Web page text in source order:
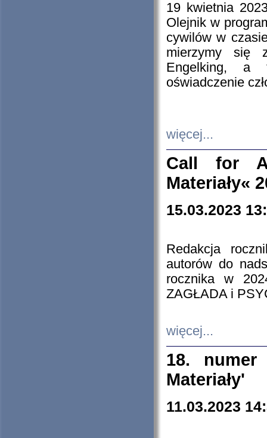
19 kwietnia
Olejnik w
cywilów w
mierzymy się
Engelking, a
oświadczenie
więcej...
Call for
Materiały«
15.03.2023
Redakcja
autorów do
rocznika w
ZAGŁADA i
więcej...
18. numer
Materiały'
11.03.2023